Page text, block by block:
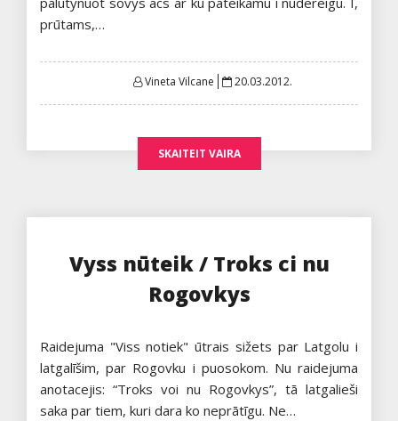
prūtams,…
Vineta Vilcane
Posted
20.03.2012.
SKAITEIT VAIRA
Vyss nūteik / Troks ci nu
Rogovkys
Raidejuma "Viss notiek" ūtrais sižets par Latgolu i
latgalīšim, par Rogovku i puosokom. Nu raidejuma
anotacejis: “Troks voi nu Rogovkys”, tā latgalieši
saka par tiem, kuri dara ko neprātīgu. Ne…